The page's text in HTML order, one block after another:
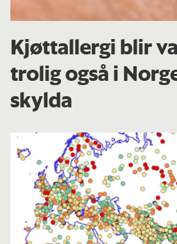
Kjøttallergi blir
trolig også i
skylda